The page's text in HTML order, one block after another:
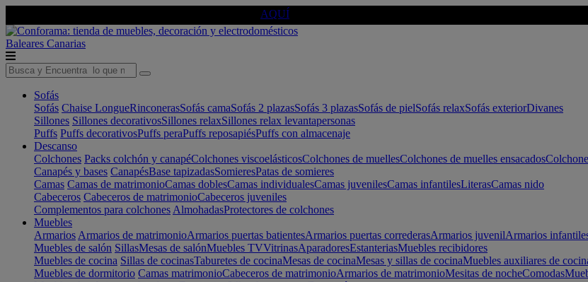
AQUÍ
Baleares Canarias
Sofás
Sofás Chaise LongueRinconerasSofás camaSofás 2 plazasSofás 3 plazasSofás de pielSofás relaxSofás exteriorDivanes
Sillones Sillones decorativosSillones relaxSillones relax levantapersonas
Puffs Puffs decorativosPuffs peraPuffs reposapiésPuffs con almacenaje
Descanso
Colchones Packs colchón y canapéColchones viscoelásticosColchones de muellesColchones de muelles ensacados
Canapés y bases CanapésBase tapizadasSomieresPatas de somieres
Camas Camas de matrimonioCamas doblesCamas individualesCamas juvenilesCamas infantilesLiterasCamas nido
Cabeceros Cabeceros de matrimonioCabeceros juveniles
Complementos para colchones AlmohadasProtectores de colchones
Muebles
Armarios Armarios de matrimonioArmarios puertas batientesArmarios puertas correderasArmarios juvenilArmarios
Muebles de salón SillasMesas de salónMuebles TVVitrinasAparadoresEstanteriasMuebles recibidores
Muebles de cocina Sillas de cocinasTaburetes de cocinaMesas de cocinaMesas y sillas de cocinaMuebles auxiliares de
Muebles de dormitorio Camas matrimonioCabeceros de matrimonioArmarios de matrimonioMesitas de nocheComodas